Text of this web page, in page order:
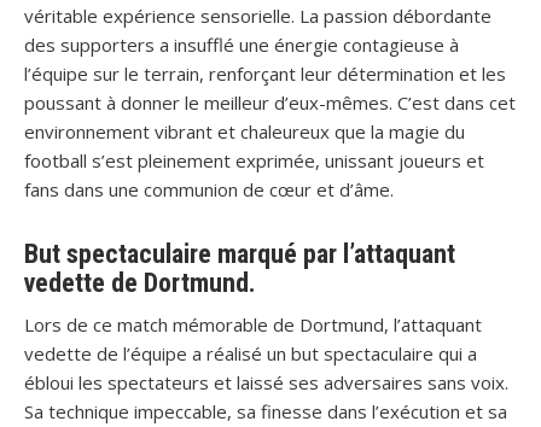
véritable expérience sensorielle. La passion débordante
des supporters a insufflé une énergie contagieuse à
l’équipe sur le terrain, renforçant leur détermination et les
poussant à donner le meilleur d’eux-mêmes. C’est dans cet
environnement vibrant et chaleureux que la magie du
football s’est pleinement exprimée, unissant joueurs et
fans dans une communion de cœur et d’âme.
But spectaculaire marqué par l’attaquant
vedette de Dortmund.
Lors de ce match mémorable de Dortmund, l’attaquant
vedette de l’équipe a réalisé un but spectaculaire qui a
ébloui les spectateurs et laissé ses adversaires sans voix.
Sa technique impeccable, sa finesse dans l’exécution et sa